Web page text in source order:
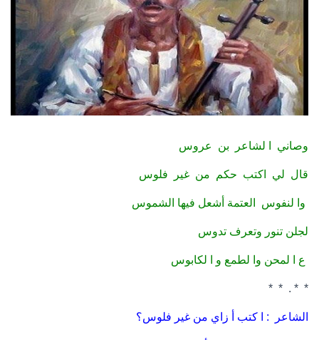
وصاني ا لشاعر بن عروس
قال لي اكتب حكم من غير فلوس
وا لنفوس العتمة أشعل فيها الشموس
لجلن تنور وتعرف تدوس
ع ا لمحن وا لطمع و ا لكابوس
* * . * *
الشاعر : ا كتب أ زاي من غير فلوس؟